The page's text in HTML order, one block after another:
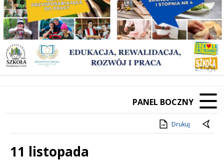
PANEL BOCZNY
Drukuj
11 listopada